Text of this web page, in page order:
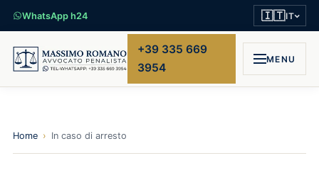
WhatsApp h24 🇮🇹IT
+39 335 669
3954
MENU
Home › In caso di arresto